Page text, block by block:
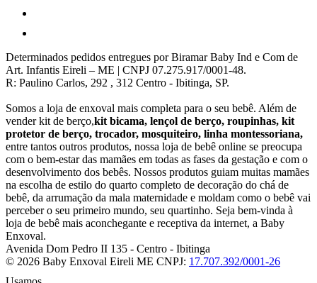
Determinados pedidos entregues por Biramar Baby Ind e Com de
Art. Infantis Eireli – ME | CNPJ 07.275.917/0001-48.
R: Paulino Carlos, 292 , 312 Centro - Ibitinga, SP.
Somos a loja de enxoval mais completa para o seu bebê. Além de
vender kit de berço,kit bicama, lençol de berço, roupinhas, kit
protetor de berço, trocador, mosquiteiro, linha montessoriana,
entre tantos outros produtos, nossa loja de bebê online se preocupa
com o bem-estar das mamães em todas as fases da gestação e com o
desenvolvimento dos bebês. Nossos produtos guiam muitas mamães
na escolha de estilo do quarto completo de decoração do chá de
bebê, da arrumação da mala maternidade e moldam como o bebê vai
perceber o seu primeiro mundo, seu quartinho. Seja bem-vinda à
loja de bebê mais aconchegante e receptiva da internet, a Baby
Enxoval.
Avenida Dom Pedro II 135 - Centro - Ibitinga
© 2026 Baby Enxoval Eireli ME CNPJ: 17.707.392/0001-26